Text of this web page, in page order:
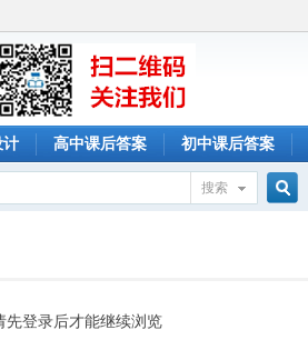
计 高中课后答案 初中课后答案
搜索
先登录后才能继续浏览